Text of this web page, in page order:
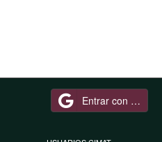
Entrar con Google